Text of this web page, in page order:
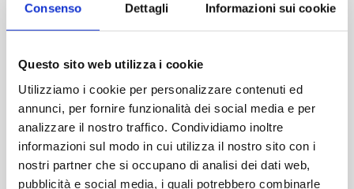
Consenso Dettagli Informazioni sui cookie
Questo sito web utilizza i cookie
Utilizziamo i cookie per personalizzare contenuti ed
annunci, per fornire funzionalità dei social media e per
analizzare il nostro traffico. Condividiamo inoltre
informazioni sul modo in cui utilizza il nostro sito con i
nostri partner che si occupano di analisi dei dati web,
pubblicità e social media, i quali potrebbero combinarle